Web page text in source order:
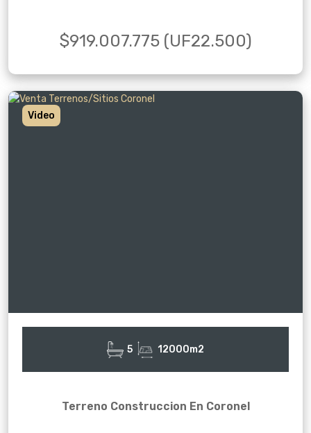
$919.007.775 (UF22.500)
Video
5 12000m2
Terreno Construccion En Coronel